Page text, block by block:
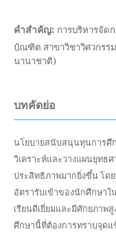
คำสำคัญ: การบริหารจัด
บัณฑิต สาขาวิชาวิศวกรร
นานาชาติ)
บทคัดย่อ
นโยบายสนับสนุนทุนการศึ
วิเคราะห์และวางแผนยุทธ
ประสิทธิภาพมากยิ่งขึ้น โด
อัตรารับเข้าของนักศึกษา
เรียนดีเยี่ยมและมีศักยภาพ
ศึกษานี้ที่ต้องการทราบจุด